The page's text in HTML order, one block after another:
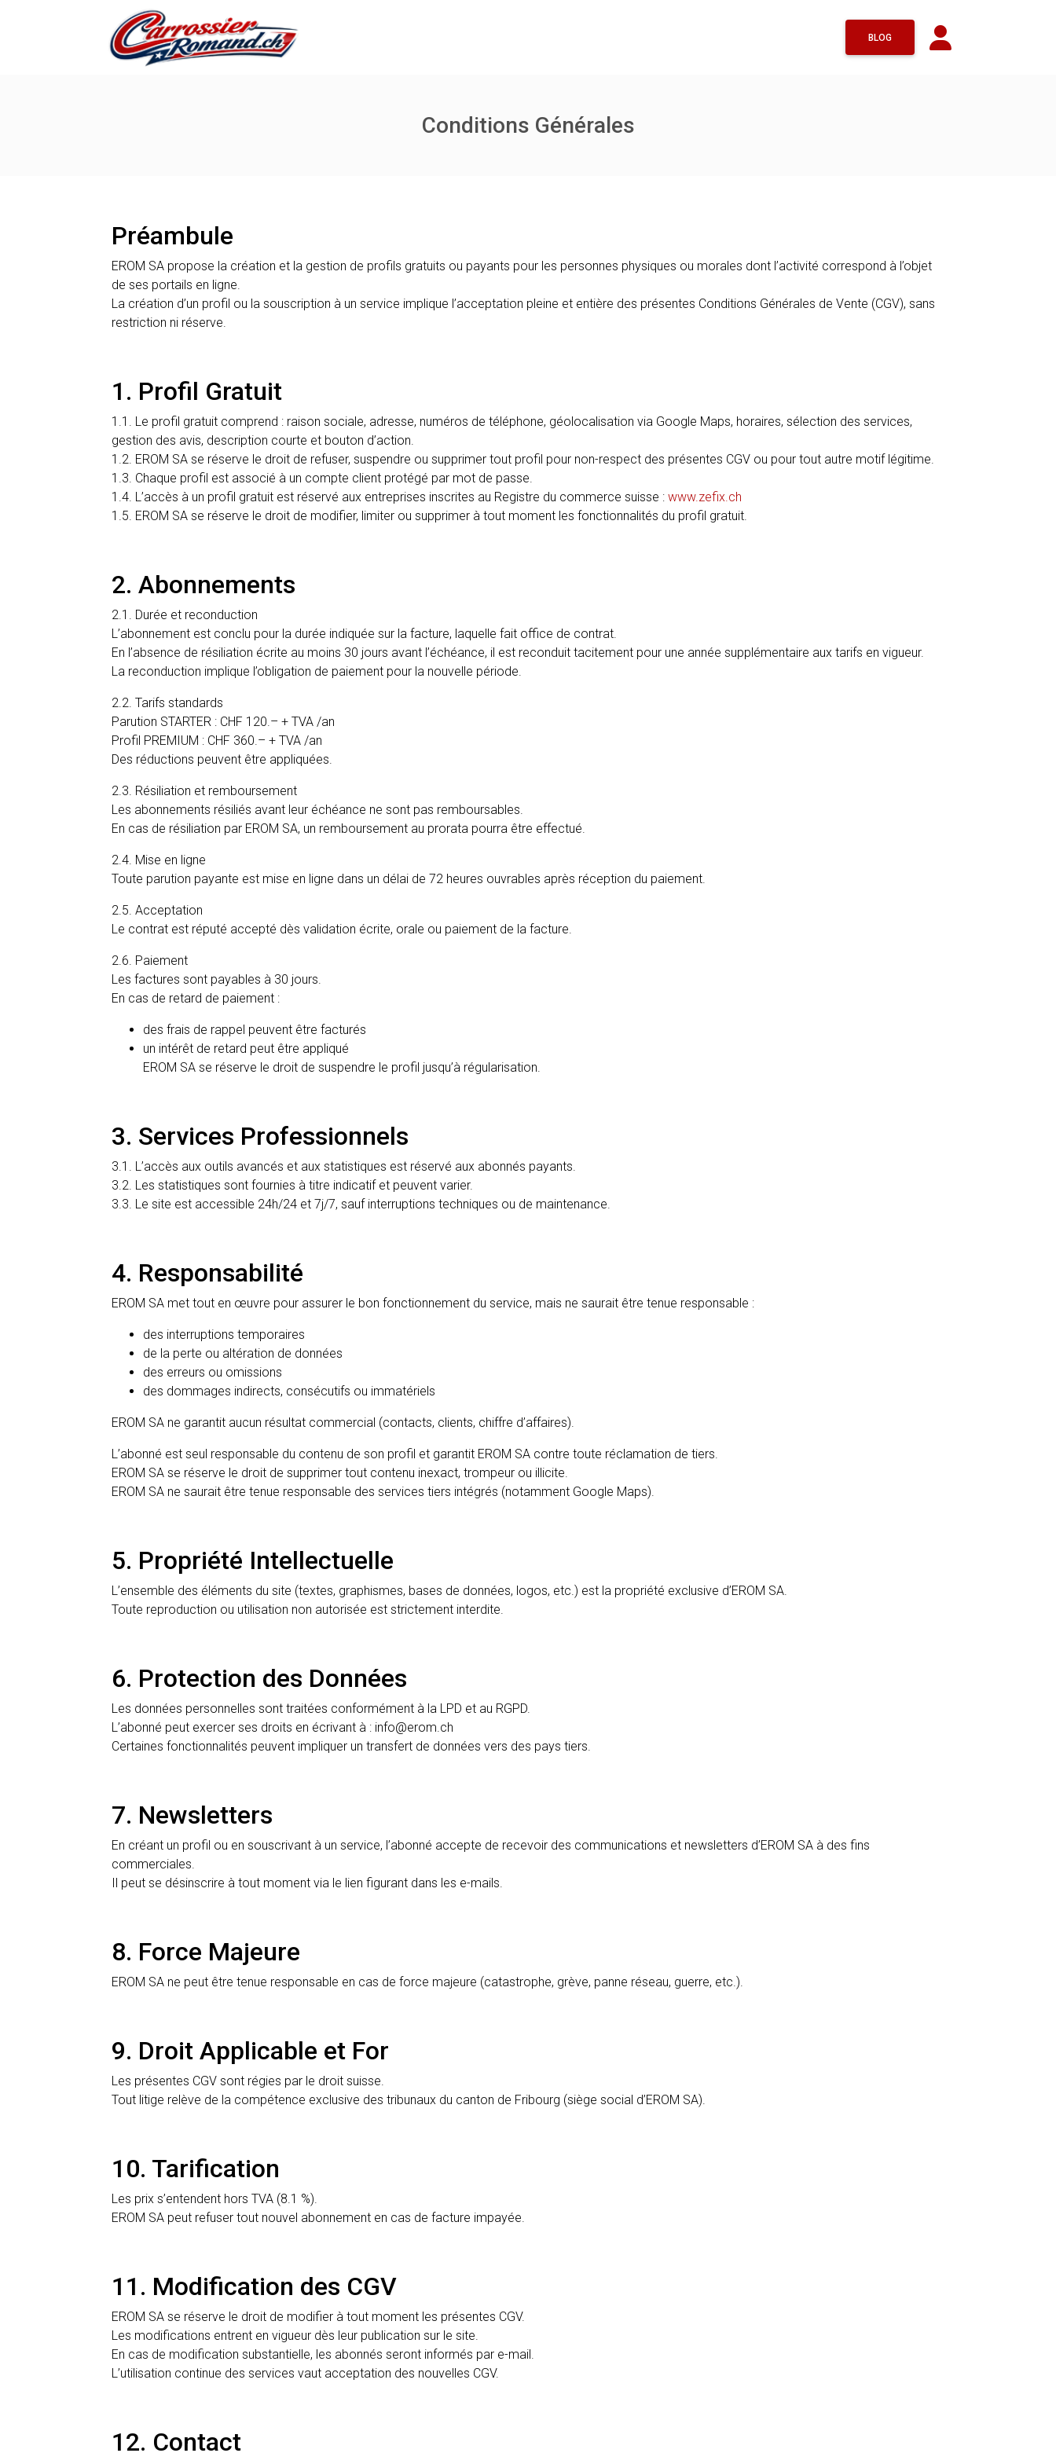
BLOG
Conditions Générales
Préambule
EROM SA propose la création et la gestion de profils gratuits ou payants pour les personnes physiques ou morales dont l’activité correspond à l’objet
de ses portails en ligne.
La création d’un profil ou la souscription à un service implique l’acceptation pleine et entière des présentes Conditions Générales de Vente (CGV), sans
restriction ni réserve.
1. Profil Gratuit
1.1. Le profil gratuit comprend : raison sociale, adresse, numéros de téléphone, géolocalisation via Google Maps, horaires, sélection des services,
gestion des avis, description courte et bouton d’action.
1.2. EROM SA se réserve le droit de refuser, suspendre ou supprimer tout profil pour non-respect des présentes CGV ou pour tout autre motif légitime.
1.3. Chaque profil est associé à un compte client protégé par mot de passe.
1.4. L’accès à un profil gratuit est réservé aux entreprises inscrites au Registre du commerce suisse : www.zefix.ch
1.5. EROM SA se réserve le droit de modifier, limiter ou supprimer à tout moment les fonctionnalités du profil gratuit.
2. Abonnements
2.1. Durée et reconduction
L’abonnement est conclu pour la durée indiquée sur la facture, laquelle fait office de contrat.
En l’absence de résiliation écrite au moins 30 jours avant l’échéance, il est reconduit tacitement pour une année supplémentaire aux tarifs en vigueur.
La reconduction implique l’obligation de paiement pour la nouvelle période.
2.2. Tarifs standards
Parution STARTER : CHF 120.– + TVA /an
Profil PREMIUM : CHF 360.– + TVA /an
Des réductions peuvent être appliquées.
2.3. Résiliation et remboursement
Les abonnements résiliés avant leur échéance ne sont pas remboursables.
En cas de résiliation par EROM SA, un remboursement au prorata pourra être effectué.
2.4. Mise en ligne
Toute parution payante est mise en ligne dans un délai de 72 heures ouvrables après réception du paiement.
2.5. Acceptation
Le contrat est réputé accepté dès validation écrite, orale ou paiement de la facture.
2.6. Paiement
Les factures sont payables à 30 jours.
En cas de retard de paiement :
des frais de rappel peuvent être facturés
un intérêt de retard peut être appliqué
EROM SA se réserve le droit de suspendre le profil jusqu’à régularisation.
3. Services Professionnels
3.1. L’accès aux outils avancés et aux statistiques est réservé aux abonnés payants.
3.2. Les statistiques sont fournies à titre indicatif et peuvent varier.
3.3. Le site est accessible 24h/24 et 7j/7, sauf interruptions techniques ou de maintenance.
4. Responsabilité
EROM SA met tout en œuvre pour assurer le bon fonctionnement du service, mais ne saurait être tenue responsable :
des interruptions temporaires
de la perte ou altération de données
des erreurs ou omissions
des dommages indirects, consécutifs ou immatériels
EROM SA ne garantit aucun résultat commercial (contacts, clients, chiffre d’affaires).
L’abonné est seul responsable du contenu de son profil et garantit EROM SA contre toute réclamation de tiers.
EROM SA se réserve le droit de supprimer tout contenu inexact, trompeur ou illicite.
EROM SA ne saurait être tenue responsable des services tiers intégrés (notamment Google Maps).
5. Propriété Intellectuelle
L’ensemble des éléments du site (textes, graphismes, bases de données, logos, etc.) est la propriété exclusive d’EROM SA.
Toute reproduction ou utilisation non autorisée est strictement interdite.
6. Protection des Données
Les données personnelles sont traitées conformément à la LPD et au RGPD.
L’abonné peut exercer ses droits en écrivant à : info@erom.ch
Certaines fonctionnalités peuvent impliquer un transfert de données vers des pays tiers.
7. Newsletters
En créant un profil ou en souscrivant à un service, l’abonné accepte de recevoir des communications et newsletters d’EROM SA à des fins
commerciales.
Il peut se désinscrire à tout moment via le lien figurant dans les e-mails.
8. Force Majeure
EROM SA ne peut être tenue responsable en cas de force majeure (catastrophe, grève, panne réseau, guerre, etc.).
9. Droit Applicable et For
Les présentes CGV sont régies par le droit suisse.
Tout litige relève de la compétence exclusive des tribunaux du canton de Fribourg (siège social d’EROM SA).
10. Tarification
Les prix s’entendent hors TVA (8.1 %).
EROM SA peut refuser tout nouvel abonnement en cas de facture impayée.
11. Modification des CGV
EROM SA se réserve le droit de modifier à tout moment les présentes CGV.
Les modifications entrent en vigueur dès leur publication sur le site.
En cas de modification substantielle, les abonnés seront informés par e-mail.
L’utilisation continue des services vaut acceptation des nouvelles CGV.
12. Contact